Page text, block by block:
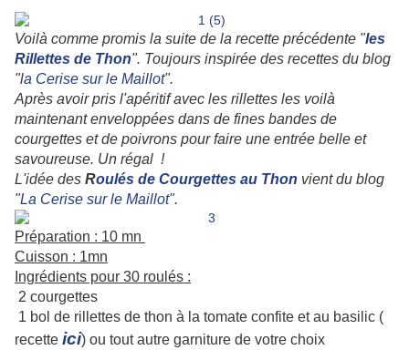
Voilà comme promis la suite de la recette précédente "les
Rillettes de Thon". Toujours inspirée des recettes du blog
"la Cerise sur le Maillot".
Après avoir pris l'apéritif avec les rillettes les voilà
maintenant enveloppées dans de fines bandes de
courgettes et de poivrons pour faire une entrée belle et
savoureuse. Un régal !
L'idée des Roulés de Courgettes au Thon vient du blog
"La Cerise sur le Maillot".
Préparation : 10 mn
Cuisson : 1mn
Ingrédients pour 30 roulés :
2 courgettes
1 bol de rillettes de thon à la tomate confite et au basilic (
recette ici) ou tout autre garniture de votre choix